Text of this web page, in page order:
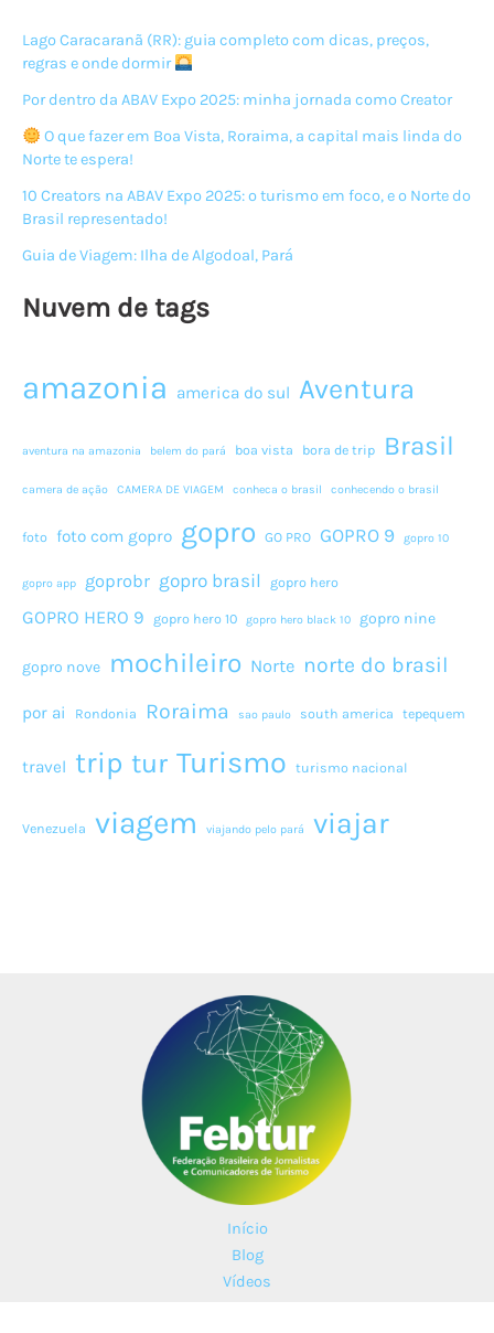
Lago Caracaranã (RR): guia completo com dicas, preços,
regras e onde dormir
Por dentro da ABAV Expo 2025: minha jornada como Creator
O que fazer em Boa Vista, Roraima, a capital mais linda do
Norte te espera!
10 Creators na ABAV Expo 2025: o turismo em foco, e o Norte do
Brasil representado!
Guia de Viagem: Ilha de Algodoal, Pará
Nuvem de tags
amazonia america do sul Aventura
aventura na amazonia belem do pará boa vista bora de trip Brasil
camera de ação CAMERA DE VIAGEM conheca o brasil conhecendo o brasil
foto foto com gopro gopro GO PRO GOPRO 9 gopro 10
gopro app goprobr gopro brasil gopro hero
GOPRO HERO 9 gopro hero 10 gopro hero black 10 gopro nine
gopro nove mochileiro Norte norte do brasil
por ai Rondonia Roraima sao paulo south america tepequem
travel trip tur Turismo turismo nacional
Venezuela viagem viajando pelo pará viajar
Início
Blog
Vídeos